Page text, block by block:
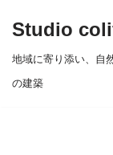
Studio
地域に寄り添い、自
の建築